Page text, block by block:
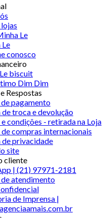
Le
Le
conosco
biscuit
Dim Dim
Respostas
pagamento
troca e devolução
condições - retirada na Loja
de compras internacionais
privacidade
site
cliente
| (21) 97971-2181
atendimento
de Imprensa |